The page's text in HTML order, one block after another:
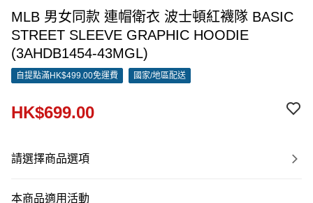
MLB 男女同款 連帽衛衣 波士頓紅襪隊 BASIC
STREET SLEEVE GRAPHIC HOODIE
(3AHDB1454-43MGL)
自提點滿HK$499.00免運費 國家/地區配送
HK$699.00
請選擇商品選項
本商品適用活動